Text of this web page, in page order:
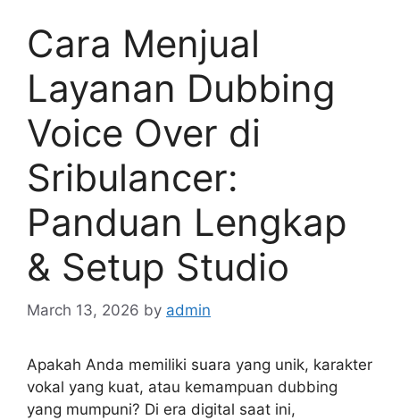
Cara Menjual
Layanan Dubbing
Voice Over di
Sribulancer:
Panduan Lengkap
& Setup Studio
March 13, 2026 by admin
Apakah Anda memiliki suara yang unik, karakter
vokal yang kuat, atau kemampuan dubbing
yang mumpuni? Di era digital saat ini,